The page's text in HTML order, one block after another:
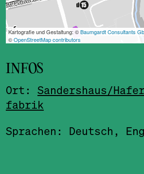
INFOS
Ort: Sandershaus/
fabrik
Sprachen: Deutsch,